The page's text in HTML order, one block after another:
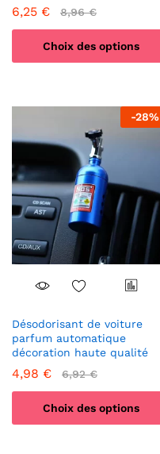
6,25 € 8,96€
Choix des options
a
variations.
options
peuvent
être
sur
la
-28%
Désodorisant de voiture
parfum automatique
décoration haute qualité
4,98 € 6,92€
Choix des options